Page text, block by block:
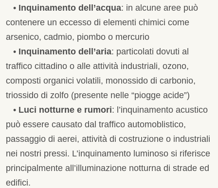
• Inquinamento dell’acqua: in alcune aree può
contenere un eccesso di elementi chimici come
arsenico, cadmio, piombo o mercurio
• Inquinamento dell’aria: particolati dovuti al
traffico cittadino o alle attività industriali, ozono,
composti organici volatili, monossido di carbonio,
triossido di zolfo (presente nelle “piogge acide”)
• Luci notturne e rumori: l’inquinamento acustico
può essere causato dal traffico automoblistico,
passaggio di aerei, attività di costruzione o industriali
nei nostri pressi. L’inquinamento luminoso si riferisce
principalmente all’illuminazione notturna di strade ed
edifici.